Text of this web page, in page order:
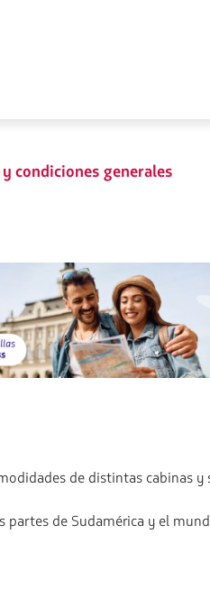
condiciones generales
de distintas cabinas y
partes de Sudamérica y el